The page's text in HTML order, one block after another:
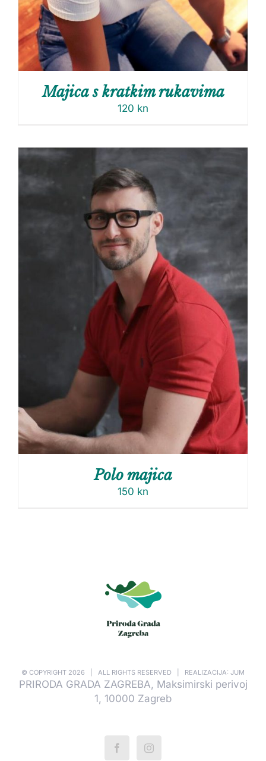
Majica s kratkim rukavima
120 kn
Polo majica
150 kn
© COPYRIGHT 2026 | ALL RIGHTS RESERVED | REALIZACIJA: JUM
PRIRODA GRADA ZAGREBA, Maksimirski perivoj
1, 10000 Zagreb